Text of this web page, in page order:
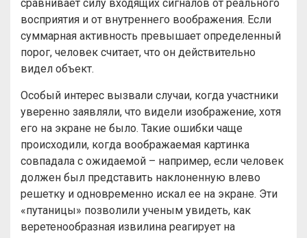
сравнивает силу входящих сигналов от реального
восприятия и от внутреннего воображения. Если
суммарная активность превышает определенный
порог, человек считает, что он действительно
видел объект.
Особый интерес вызвали случаи, когда участники
уверенно заявляли, что видели изображение, хотя
его на экране не было. Такие ошибки чаще
происходили, когда воображаемая картинка
совпадала с ожидаемой – например, если человек
должен был представить наклоненную влево
решетку и одновременно искал ее на экране. Эти
«путаницы» позволили ученым увидеть, как
веретенообразная извилина реагирует на